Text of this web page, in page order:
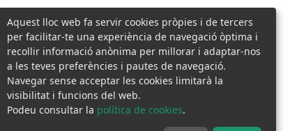
Aquest lloc web fa servir cookies pròpies i de tercers
per facilitar-te una experiència de navegació òptima i
recollir informació anònima per millorar i adaptar-nos
a les teves preferències i pautes de navegació.
Navegar sense acceptar les cookies limitarà la
visibilitat i funcions del web.
Podeu consultar la política de cookies.